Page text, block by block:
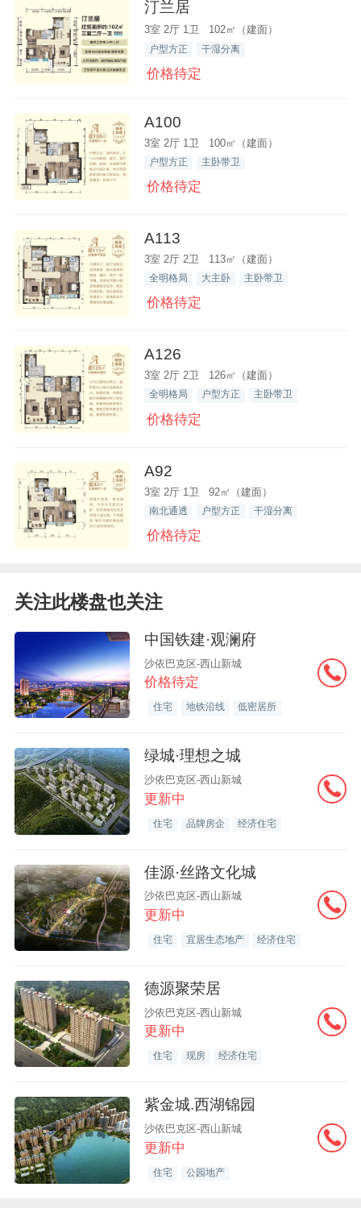
汀兰居
3室 2厅 1卫 102㎡（建面）
户型方正 干湿分离
价格待定
A100
3室 2厅 1卫 100㎡（建面）
户型方正 主卧带卫
价格待定
A113
3室 2厅 2卫 113㎡（建面）
全明格局 大主卧 主卧带卫
价格待定
A126
3室 2厅 2卫 126㎡（建面）
全明格局 户型方正 主卧带卫
价格待定
A92
3室 2厅 1卫 92㎡（建面）
南北通透 户型方正 干湿分离
价格待定
关注此楼盘也关注
中国铁建·观澜府
沙依巴克区-西山新城
价格待定
住宅 地铁沿线 低密居所
绿城·理想之城
沙依巴克区-西山新城
更新中
住宅 品牌房企 经济住宅
佳源·丝路文化城
沙依巴克区-西山新城
更新中
住宅 宜居生态地产 经济住宅
德源聚荣居
沙依巴克区-西山新城
更新中
住宅 现房 经济住宅
紫金城.西湖锦园
沙依巴克区-西山新城
更新中
住宅 公园地产